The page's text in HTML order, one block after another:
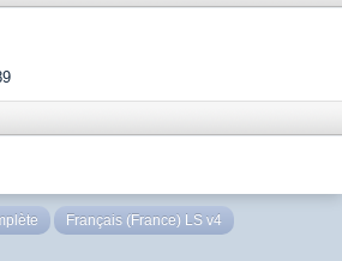
Français (France) LS v4